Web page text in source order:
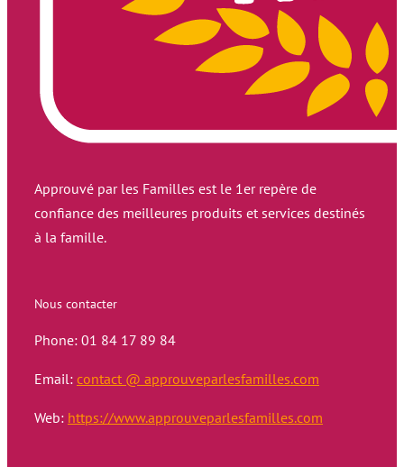
Approuvé par les Familles est le 1er repère de
confiance des meilleures produits et services destinés
à la famille.
Nous contacter
Phone: 01 84 17 89 84
Email: contact @ approuveparlesfamilles.com
Web: https://www.approuveparlesfamilles.com